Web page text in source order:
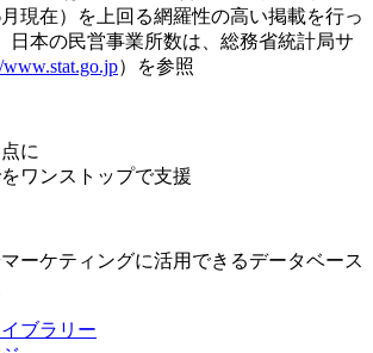
月現在）を上回る網羅性の高い掲載を行っ
日本の民営事業所数は、総務省統計局サ
www.stat.go.jp）を参照
に
ワンストップで支援
ーケティングに活用できるデータベース